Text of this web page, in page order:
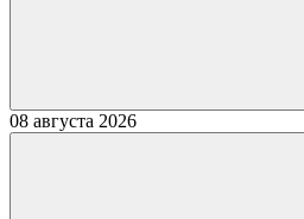
08 августа 2026